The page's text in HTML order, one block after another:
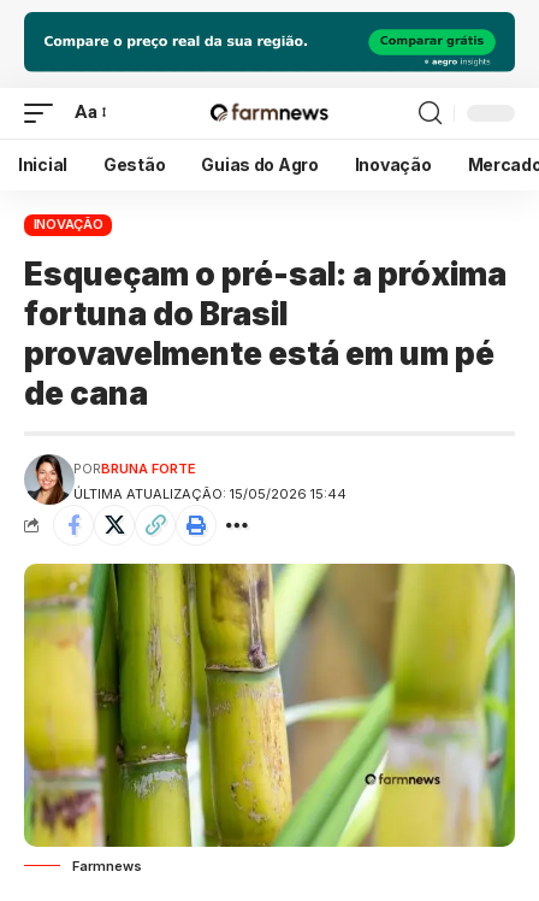
Aa
Inicial Gestão Guias do Agro Inovação
INOVAÇÃO
Esqueçam o pré-sal: a próxima
fortuna do Brasil
provavelmente está em um pé
de cana
ÚLTIMA ATUALIZAÇÃO: 15/05/2026 15:44
PORBRUNA FORTE
Farmnews